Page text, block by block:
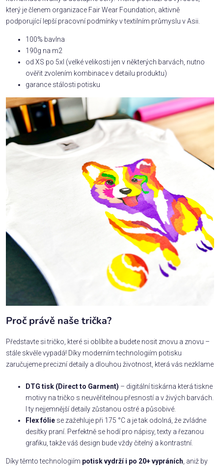
který je členem organizace Fair Wear Foundation, aktivně
podporující lepší pracovní podmínky v textilním průmyslu v Asii.
100% bavlna
190g na m2
od XS po 5xl (velké velikosti jen v některých barvách, nutno
ověřit zvolením kombinace v detailu produktu)
garance stálosti potisku
Proč právě naše trička?
Představte si tričko, které si oblíbíte a budete nosit znovu a znovu –
stále skvěle vypadá! Díky moderním technologiím potisku
zaručujeme precizní detaily a dlouhou životnost, která vás nezklame
DTG tisk (Direct to Garment) – digitální tiskárna která tiskne
motivy na tričko s neuvěřitelnou přesností a v živých barvách.
I ty nejjemnější detaily zůstanou ostré a působivé.
Flex fólie se zažehluje při 175 °C a je tak odolná, že zvládne
desítky praní. Perfektně se hodí pro nápisy, texty a řezanou
grafiku, takže váš design bude vždy čitelný a kontrastní.
Díky těmto technologiím potisk vydrží i po 20+ vypráních, aniž by